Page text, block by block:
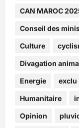
CAN MAROC
Conseil des
Culture
Divagation
Energie exclu
Humanitaire
Opinion